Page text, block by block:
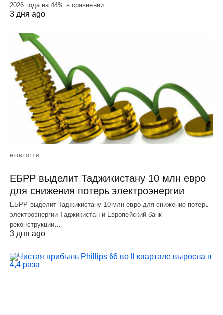
2026 года на 44% в сравнении…
3 дня ago
НОВОСТИ
ЕБРР выделит Таджикистану 10 млн евро
для снижения потерь электроэнергии
ЕБРР выделит Таджикистану 10 млн евро для снижение потерь
электроэнергии Таджикистан и Европейский банк
реконструкции…
3 дня ago